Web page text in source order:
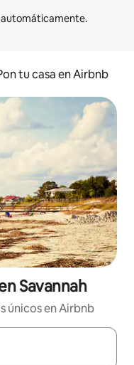
tu casa en Airbnb
Savannah
únicos en Airbnb
navega con las